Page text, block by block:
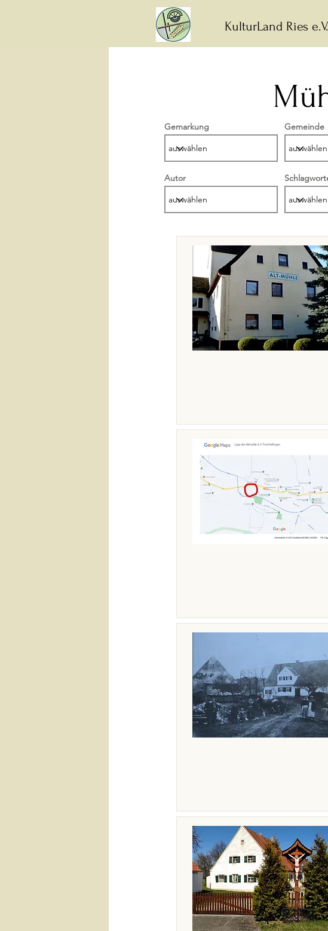
KulturLand Ries e.V.
Gemarkung Gemeinde
Autor